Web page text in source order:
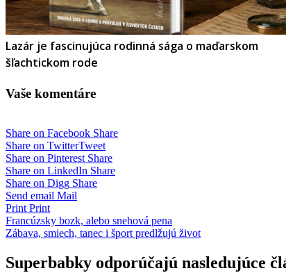
Lazár je fascinujúca rodinná sága o maďarskom
šľachtickom rode
Vaše komentáre
Share on Facebook Share
Share on TwitterTweet
Share on Pinterest Share
Share on LinkedIn Share
Share on Digg Share
Send email Mail
Print Print
Navigácia
v
článku
Francúzsky bozk, alebo snehová pena
Zábava, smiech, tanec i šport predlžujú život
Superbabky odporúčajú nasledujúce